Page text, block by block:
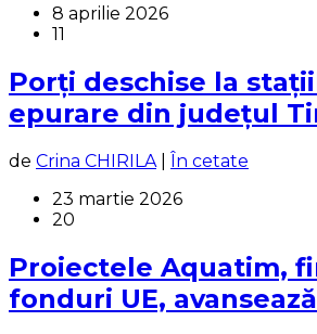
8 aprilie 2026
11
Porți deschise la
epurare din județul
de Crina CHIRILA
În cetate
23 martie 2026
20
Proiectele Aquatim,
fonduri UE,